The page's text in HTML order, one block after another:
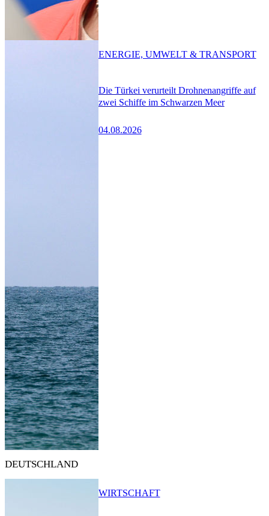
Die Türkei verurteilt Drohnenangriffe auf
zwei Schiffe im Schwarzen Meer
04.08.2026
ENERGIE, UMWELT & TRANSPORT
DEUTSCHLAND
WIRTSCHAFT